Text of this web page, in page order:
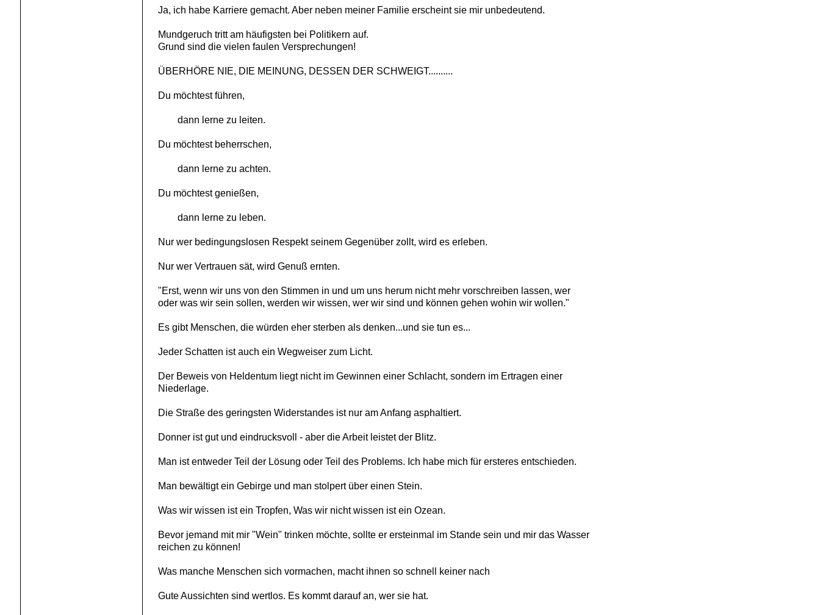
Ja, ich habe Karriere gemacht. Aber neben meiner Familie erscheint sie mir unbedeutend.
Mundgeruch tritt am häufigsten bei Politikern auf.
Grund sind die vielen faulen Versprechungen!
ÜBERHÖRE NIE, DIE MEINUNG, DESSEN DER SCHWEIGT..........
Du möchtest führen,
dann lerne zu leiten.
Du möchtest beherrschen,
dann lerne zu achten.
Du möchtest genießen,
dann lerne zu leben.
Nur wer bedingungslosen Respekt seinem Gegenüber zollt, wird es erleben.
Nur wer Vertrauen sät, wird Genuß ernten.
"Erst, wenn wir uns von den Stimmen in und um uns herum nicht mehr vorschreiben lassen, wer
oder was wir sein sollen, werden wir wissen, wer wir sind und können gehen wohin wir wollen."
Es gibt Menschen, die würden eher sterben als denken...und sie tun es...
Jeder Schatten ist auch ein Wegweiser zum Licht.
Der Beweis von Heldentum liegt nicht im Gewinnen einer Schlacht, sondern im Ertragen einer
Niederlage.
Die Straße des geringsten Widerstandes ist nur am Anfang asphaltiert.
Donner ist gut und eindrucksvoll - aber die Arbeit leistet der Blitz.
Man ist entweder Teil der Lösung oder Teil des Problems. Ich habe mich für ersteres entschieden.
Man bewältigt ein Gebirge und man stolpert über einen Stein.
Was wir wissen ist ein Tropfen, Was wir nicht wissen ist ein Ozean.
Bevor jemand mit mir "Wein" trinken möchte, sollte er ersteinmal im Stande sein und mir das Wasser
reichen zu können!
Was manche Menschen sich vormachen, macht ihnen so schnell keiner nach
Gute Aussichten sind wertlos. Es kommt darauf an, wer sie hat.